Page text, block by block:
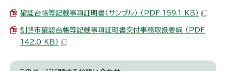
確認台帳等記載事項証明書（サンプル） （PDF 159.1 KB）
釧路市確認台帳等記載事項証明書交付事務取扱要綱 （PDF
142.0 KB）